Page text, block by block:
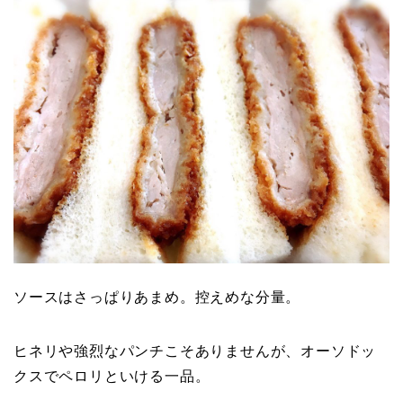
ソースはさっぱりあまめ。控えめな分量。
ヒネリや強烈なパンチこそありませんが、オーソドッ
クスでペロリといける一品。